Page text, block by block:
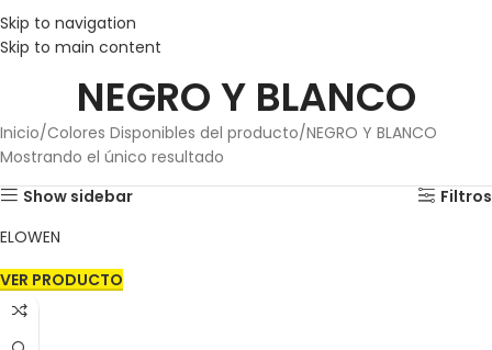
Skip to navigation
Skip to main content
NEGRO Y BLANCO
Inicio Colores Disponibles del producto NEGRO Y BLANCO
Mostrando el único resultado
Show sidebar
Filtros
ELOWEN
VER PRODUCTO